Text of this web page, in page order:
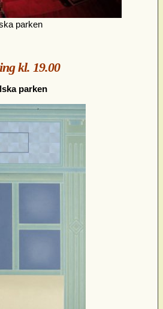
parken
kl. 19.00
parken